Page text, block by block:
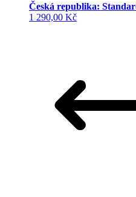
Česká republika:
1 290,00 Kč